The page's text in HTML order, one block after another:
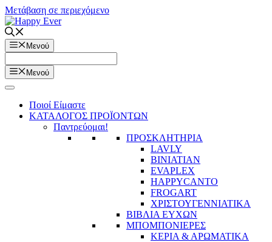
Μετάβαση σε περιεχόμενο
Μενού
Μενού
Ποιοί Είμαστε
ΚΑΤΑΛΟΓΟΣ ΠΡΟΪΟΝΤΩΝ
Παντρεύομαι!
ΠΡΟΣΚΛΗΤΗΡΙΑ
LAVLY
BINIATIAN
EVAPLEX
HAPPYCANTO
FROGART
ΧΡΙΣΤΟΥΓΕΝΝΙΑΤΙΚΑ
ΒΙΒΛΙΑ ΕΥΧΩΝ
ΜΠΟΜΠΟΝΙΕΡΕΣ
ΚΕΡΙΑ & ΑΡΩΜΑΤΙΚΑ